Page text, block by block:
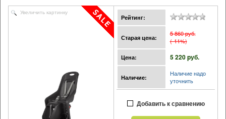
Увеличить картинку
Рейтинг:
Старая цена:
5 860 pуб.
(-11%)
Цена: 5 220 pуб.
Наличие:
Наличие надо
уточнить
Добавить к сравнению